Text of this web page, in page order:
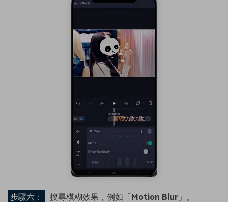
步驟六： 搜尋模糊效果，例如「Motion Blur 」。